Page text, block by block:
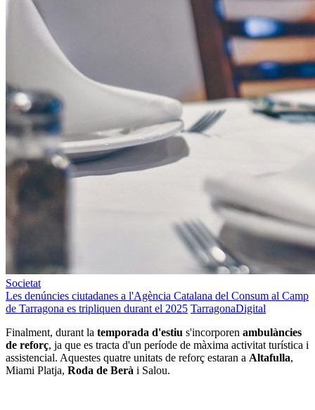
Societat
Les denúncies ciutadanes a l'Agència Catalana del Consum al Camp
de Tarragona es tripliquen durant el 2025 TarragonaDigital
Finalment, durant la temporada d'estiu s'incorporen ambulàncies
de reforç, ja que es tracta d'un període de màxima activitat turística i
assistencial. Aquestes quatre unitats de reforç estaran a Altafulla,
Miami Platja, Roda de Berà i Salou.